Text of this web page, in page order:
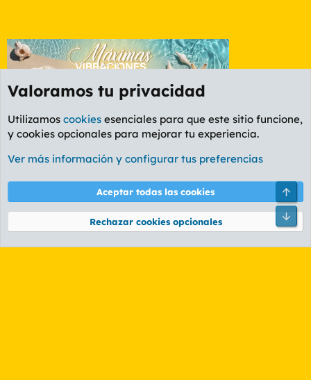
Etiquetas
Cookies
PL OLDSTYLE AMARILLO
Términos y reglas Política de privacidad Ayuda
Community platform by XenForo® © 2010-2026 XenForo Ltd.
Valoramos tu privacidad
Utilizamos cookies esenciales para que este sitio funcione,
y cookies opcionales para mejorar tu experiencia.
Ver más información y configurar tus preferencias
Aceptar todas las cookies
Rechazar cookies opcionales
Pie